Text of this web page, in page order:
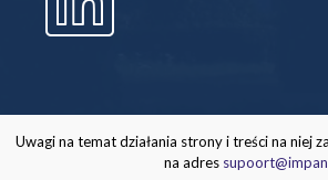
Uwagi na temat działania strony i treści na niej
na adres